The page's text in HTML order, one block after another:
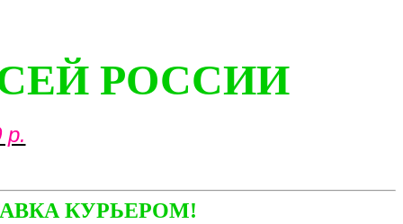
РОССИИ
р.
КУРЬЕРОМ!